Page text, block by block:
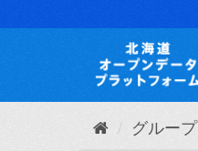
キ
て
グループ